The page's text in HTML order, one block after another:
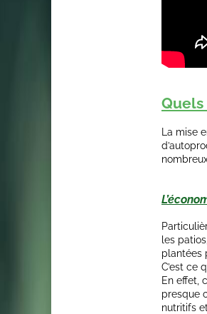
Quels
La mise
les
plantées
C’est ce
En effet,
presque
nutritifs